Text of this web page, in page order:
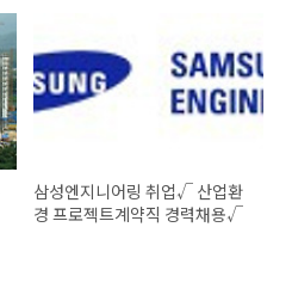
삼성엔지니어링 취업√ 산업환
경 프로젝트계약직 경력채용√